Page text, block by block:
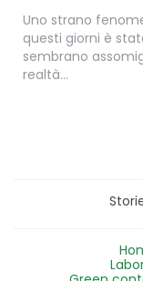
Uno strano
questi giorni è
sembrano
realtà…